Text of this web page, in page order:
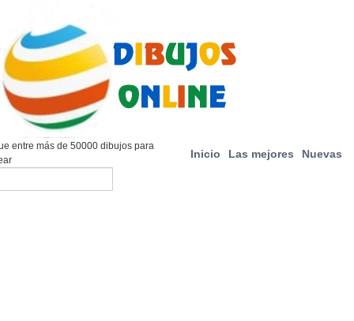
Inicio Las mejores Nuevas
entre más de 50000 dibujos para